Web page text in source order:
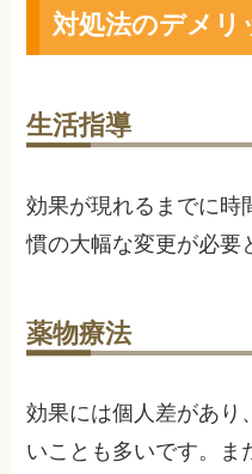
対処法のデメリ
生活指導
効果が現れるまでに時
慣の大幅な変更が必要
薬物療法
効果には個人差があり
いことも多いです。ま